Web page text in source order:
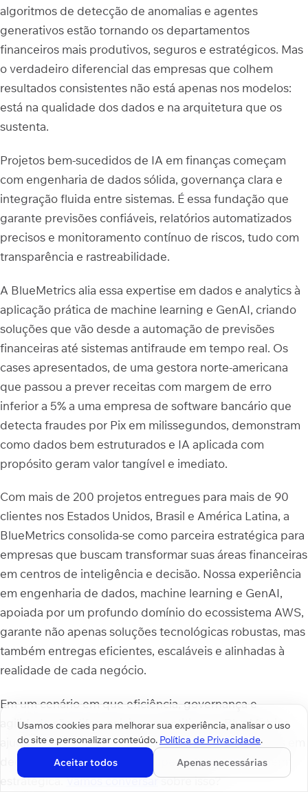
algoritmos de detecção de anomalias e agentes
generativos estão tornando os departamentos
financeiros mais produtivos, seguros e estratégicos. Mas
o verdadeiro diferencial das empresas que colhem
resultados consistentes não está apenas nos modelos:
está na qualidade dos dados e na arquitetura que os
sustenta.
Projetos bem-sucedidos de IA em finanças começam
com engenharia de dados sólida, governança clara e
integração fluida entre sistemas. É essa fundação que
garante previsões confiáveis, relatórios automatizados
precisos e monitoramento contínuo de riscos, tudo com
transparência e rastreabilidade.
A BlueMetrics alia essa expertise em dados e analytics à
aplicação prática de machine learning e GenAI, criando
soluções que vão desde a automação de previsões
financeiras até sistemas antifraude em tempo real. Os
cases apresentados, de uma gestora norte-americana
que passou a prever receitas com margem de erro
inferior a 5% a uma empresa de software bancário que
detecta fraudes por Pix em milissegundos, demonstram
como dados bem estruturados e IA aplicada com
propósito geram valor tangível e imediato.
Com mais de 200 projetos entregues para mais de 90
clientes nos Estados Unidos, Brasil e América Latina, a
BlueMetrics consolida-se como parceira estratégica para
empresas que buscam transformar suas áreas financeiras
em centros de inteligência e decisão. Nossa experiência
em engenharia de dados, machine learning e GenAI,
apoiada por um profundo domínio do ecossistema AWS,
garante não apenas soluções tecnológicas robustas, mas
também entregas eficientes, escaláveis e alinhadas à
realidade de cada negócio.
Em um cenário em que eficiência, governança e
agilidade são diferenciais competitivos, a BlueMetrics
ajuda empresas a transformar seus dados financeiros em
decisões inteligentes e suas operações em vantagem
estratégica.Vamos conversarsobre isso?
Usamos cookies para melhorar sua experiência, analisar o uso
do site e personalizar conteúdo. Política de Privacidade.
Aceitar todos
Apenas necessárias